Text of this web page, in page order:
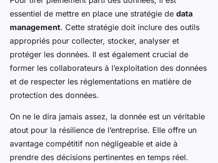
essentiel de mettre en place une stratégie de data
management. Cette stratégie doit inclure des outils
appropriés pour collecter, stocker, analyser et
protéger les données. Il est également crucial de
former les collaborateurs à l’exploitation des données
et de respecter les réglementations en matière de
protection des données.
On ne le dira jamais assez, la donnée est un véritable
atout pour la résilience de l’entreprise. Elle offre un
avantage compétitif non négligeable et aide à
prendre des décisions pertinentes en temps réel.